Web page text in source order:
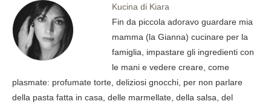
Kucina di Kiara
Fin da piccola adoravo guardare mia
mamma (la Gianna) cucinare per la
famiglia, impastare gli ingredienti con
le mani e vedere creare, come
plasmate: profumate torte, deliziosi gnocchi, per non parlare
della pasta fatta in casa, delle marmellate, della salsa, del